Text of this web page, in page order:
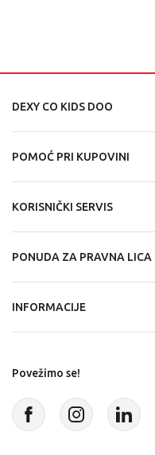
DEXY CO KIDS DOO
POMOĆ PRI KUPOVINI
KORISNIČKI SERVIS
PONUDA ZA PRAVNA LICA
INFORMACIJE
Povežimo se!